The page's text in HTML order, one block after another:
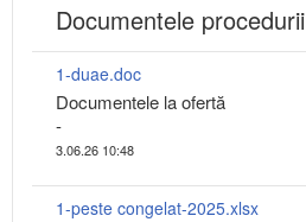
Documentele
1-duae.doc
Documentele la ofertă
-
3.06.26 10:48
1-peste congelat-2025.xlsx